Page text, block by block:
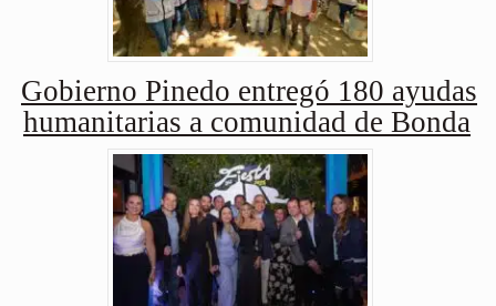
Gobierno Pinedo entregó 180 ayudas
humanitarias a comunidad de Bonda